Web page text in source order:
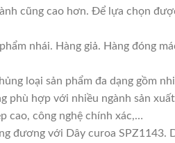
cũng cao hơn. Để lựa chọn
nhái. Hàng giả. Hàng đóng
loại sản phẩm đa dạng gồm
phù hợp với nhiều ngành sản
cao, công nghệ chính xác,…
đương với Dây curoa SPZ1143.